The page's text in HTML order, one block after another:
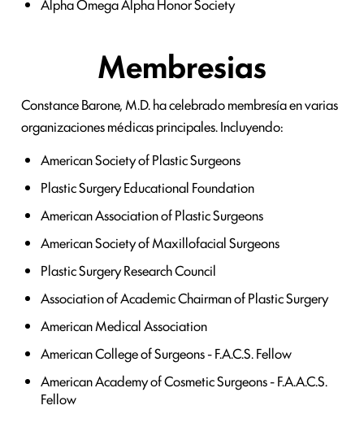
Alpha Omega Alpha Honor Society
Membresias
Constance Barone, M.D. ha celebrado membresía en varias
organizaciones médicas principales. Incluyendo:
American Society of Plastic Surgeons
Plastic Surgery Educational Foundation
American Association of Plastic Surgeons
American Society of Maxillofacial Surgeons
Plastic Surgery Research Council
Association of Academic Chairman of Plastic Surgery
American Medical Association
American College of Surgeons - F.A.C.S. Fellow
American Academy of Cosmetic Surgeons - F.A.A.C.S.
Fellow